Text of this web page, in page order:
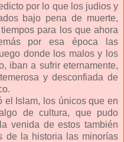
por lo que los judios y
bajo pena de muerte,
para los que ahora
por esa época las
donde los malos y los
iban a sufrir eternamente,
y desconfiada de
el Islam, los únicos que en
de cultura, que pudo
venida de estos también
de la historia las minorías